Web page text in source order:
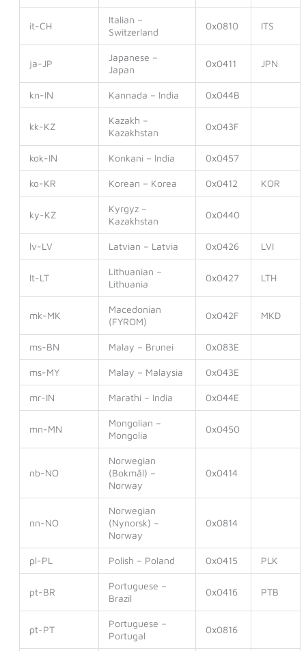
it-CH
Italian –
Switzerland
0x0810 ITS
ja-JP
Japanese –
Japan
0x0411 JPN
kn-IN Kannada – India 0x044B
kk-KZ
Kazakh –
Kazakhstan
0x043F
kok-IN Konkani – India 0x0457
ko-KR Korean – Korea 0x0412 KOR
ky-KZ
Kyrgyz –
Kazakhstan
0x0440
lv-LV Latvian – Latvia 0x0426 LVI
lt-LT
Lithuanian –
Lithuania
0x0427 LTH
mk-MK
Macedonian
(FYROM)
0x042F MKD
ms-BN Malay – Brunei 0x083E
ms-MY Malay – Malaysia 0x043E
mr-IN Marathi – India 0x044E
mn-MN
Mongolian –
Mongolia
0x0450
nb-NO
Norwegian
(Bokmål) –
Norway
0x0414
nn-NO
Norwegian
(Nynorsk) –
Norway
0x0814
pl-PL Polish – Poland 0x0415 PLK
pt-BR
Portuguese –
Brazil
0x0416 PTB
pt-PT
Portuguese –
Portugal
0x0816